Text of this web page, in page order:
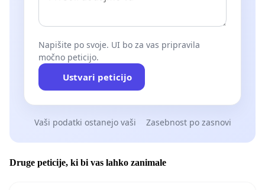
Napišite po svoje. UI bo za vas pripravila
močno peticijo.
Ustvari peticijo
Vaši podatki ostanejo vaši Zasebnost po zasnovi
Druge peticije, ki bi vas lahko zanimale